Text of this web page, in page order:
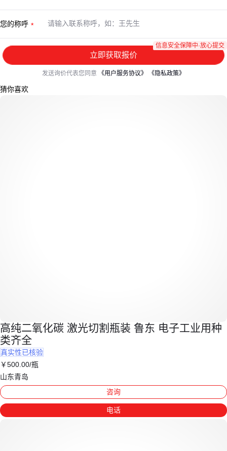
您的称呼
立即获取报价
信息安全保障中·放心提交
发送询价代表您同意 《用户服务协议》 《隐私政策》
猜你喜欢
高纯二氧化碳 激光切割瓶装 鲁东 电子工业用种
类齐全
真实性已核验
￥500 .00/瓶
山东青岛
咨询
电话